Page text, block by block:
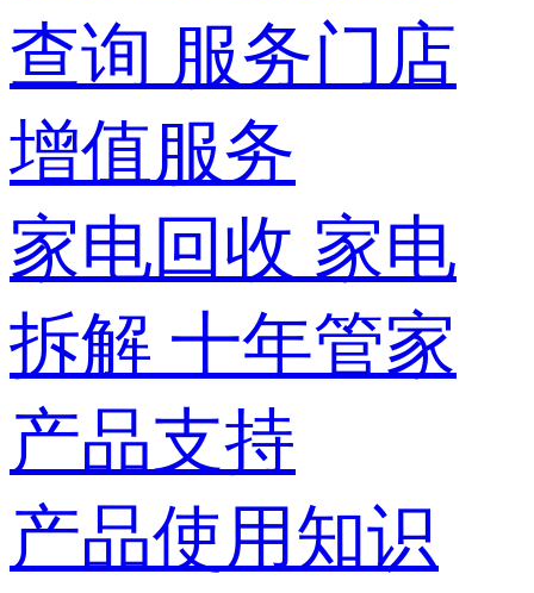
查询 服务门店
增值服务
家电回收 家电
拆解 十年管家
产品支持
产品使用知识